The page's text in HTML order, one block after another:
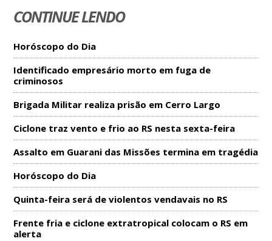
CONTINUE LENDO
Horóscopo do Dia
Identificado empresário morto em fuga de
criminosos
Brigada Militar realiza prisão em Cerro Largo
Ciclone traz vento e frio ao RS nesta sexta-feira
Assalto em Guarani das Missões termina em tragédia
Horóscopo do Dia
Quinta-feira será de violentos vendavais no RS
Frente fria e ciclone extratropical colocam o RS em
alerta